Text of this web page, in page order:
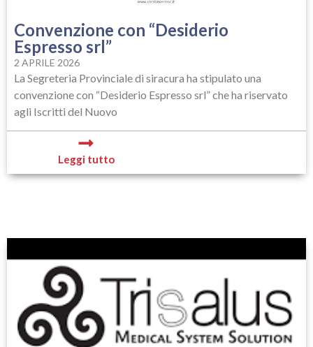
Convenzione con “Desiderio
Espresso srl”
2 APRILE 2026
La Segreteria Provinciale di siracura ha stipulato una
convenzione con “Desiderio Espresso srl” che ha riservato
agli Iscritti del Nuovo
Leggi tutto